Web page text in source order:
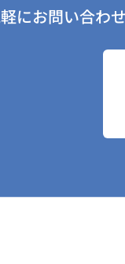
にお問い合わ